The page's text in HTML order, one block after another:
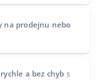
na prodejnu nebo
a bez chyb s